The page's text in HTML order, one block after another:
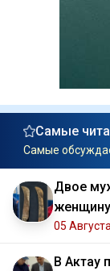
Самые
Самые
Двое
05
В Актау